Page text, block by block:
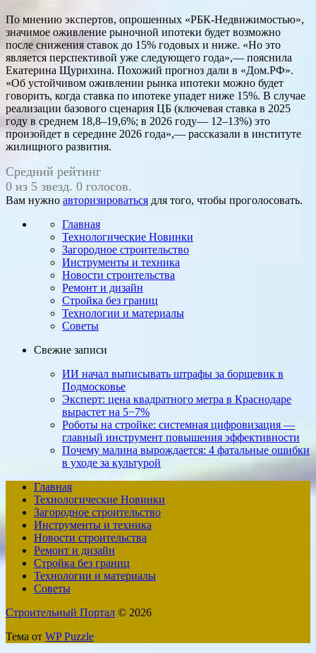
По мнению экспертов, опрошенных «РБК-Недвижимостью»,
значимое оживление рыночной ипотеки будет возможно
после снижения ставок до 15% годовых и ниже. «Но это
является перспективой уже следующего года»,— пояснила
Екатерина Щурихина. Похожий прогноз дали в «Дом.РФ».
«Об устойчивом оживлении рынка ипотеки можно будет
говорить, когда ставка по ипотеке упадет ниже 15%. В случае
реализации базового сценария ЦБ (ключевая ставка в 2025
году в среднем 18,8–19,6%; в 2026 году— 12–13%) это
произойдет в середине 2026 года»,— рассказали в институте
жилищного развития.
Средний рейтинг
0 из 5 звезд. 0 голосов.
Вам нужно авторизироваться для того, чтобы проголосовать.
Главная
Технологические Новинки
Загородное строительство
Инструменты и техника
Новости строительства
Ремонт и дизайн
Стройка без границ
Технологии и материалы
Советы
Свежие записи
ИИ начал выписывать штрафы за борщевик в
Подмосковье
Эксперт: цена квадратного метра в Краснодаре
вырастет на 5−7%
Роботы на стройке: системная цифровизация —
главный инструмент повышения эффективности
Почему малина вырождается: 4 фатальные ошибки
в уходе за культурой
Главная
Технологические Новинки
Загородное строительство
Инструменты и техника
Новости строительства
Ремонт и дизайн
Стройка без границ
Технологии и материалы
Советы
Строительный Портал © 2026
Тема от WP Puzzle